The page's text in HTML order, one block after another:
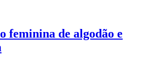
feminina de algodão e